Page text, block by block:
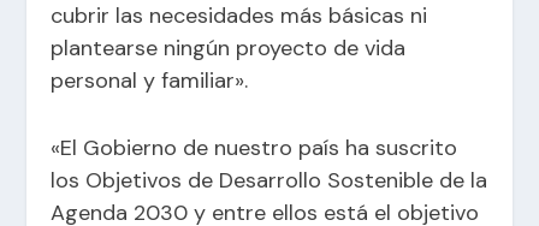
cubrir las necesidades más básicas ni
plantearse ningún proyecto de vida
personal y familiar».
«El Gobierno de nuestro país ha suscrito
los Objetivos de Desarrollo Sostenible de la
Agenda 2030 y entre ellos está el objetivo